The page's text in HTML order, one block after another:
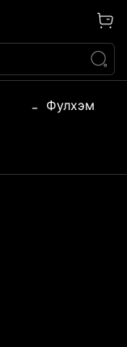
Фулхэм